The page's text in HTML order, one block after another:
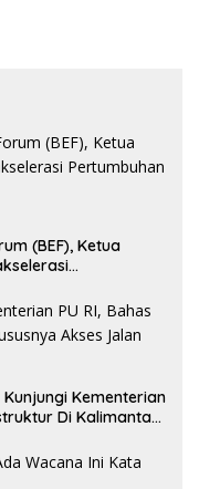
(BEF), Ketua
Kementerian
Di Kalimantan